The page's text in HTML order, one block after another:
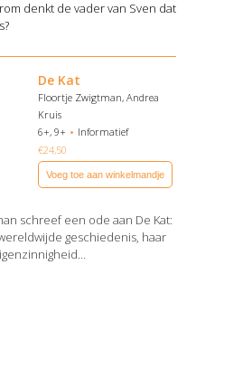
denkt de vader van Sven dat
De Kat
Floortje Zwigtman, Andrea
Kruis
6+, 9+
Informatief
€24,50
Voeg toe aan winkelmandje
schreef een ode aan De Kat:
geschiedenis, haar